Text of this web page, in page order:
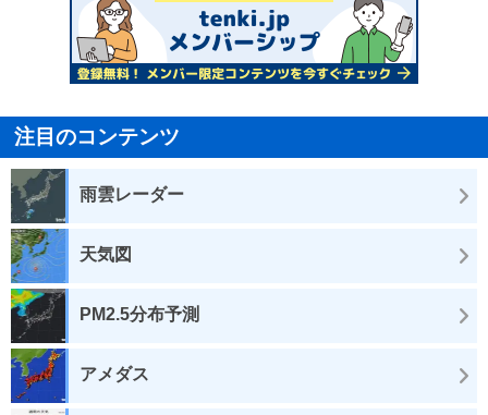
注目のコンテンツ
雨雲レーダー
天気図
PM2.5分布予測
アメダス